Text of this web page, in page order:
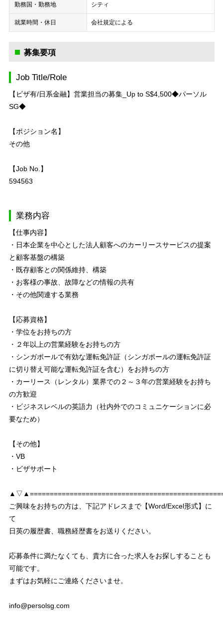
勤務国・勤務地 シティ
就業時間・休日 会社規定による
募集要項
Job Title/Role
【ビザ有/日系金融】営業担当の募集_Up to S$4,500◆パーソル
SG◆
【ポジション名】
その他
【Job No.】
594563
業務内容
【仕事内容】
・日本企業を中心とした法人顧客へのカーリースサービスの提案
と顧客基盤の構築
・既存顧客との関係維持、構築
・お客様の事故、故障などの情報の共有
・その他関連する業務
【応募資格】
・学位をお持ちの方
・２年以上の営業経験をお持ちの方
・シンガポールで有効な運転免許証（シンガポールの運転免許証
に切り替え可能な運転免許証を含む）をお持ちの方
・カーリース（レンタル）業界での２～３年の営業経験をお持ち
の方歓迎
・ビジネスレベルの英語力（社内外でのコミュニケーションに必
要なため）
【その他】
・VB
・ビザサポート
ご興味をお持ちの方は、下記アドレスまで【Word/Excel形式】に
て
日英の履歴書、職務経歴書をお送りください。
応募条件に満たなくても、貴方に合った求人をお探しすることも
可能です。
まずはお気軽にご連絡くださいませ。
info@persolsg.com